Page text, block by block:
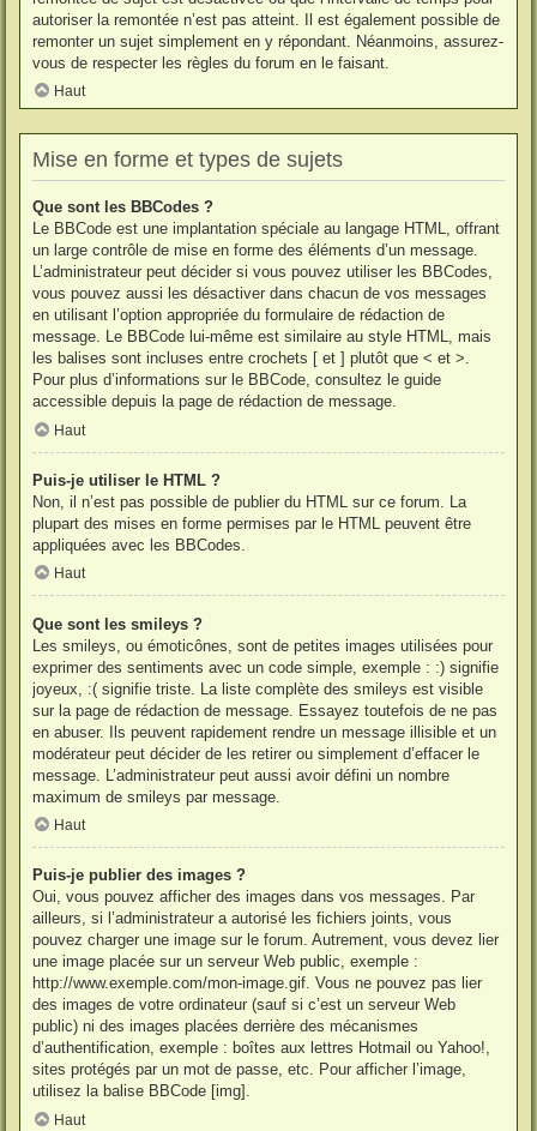
autoriser la remontée n’est pas atteint. Il est également possible de
remonter un sujet simplement en y répondant. Néanmoins, assurez-
vous de respecter les règles du forum en le faisant.
Haut
Mise en forme et types de sujets
Que sont les BBCodes ?
Le BBCode est une implantation spéciale au langage HTML, offrant
un large contrôle de mise en forme des éléments d’un message.
L’administrateur peut décider si vous pouvez utiliser les BBCodes,
vous pouvez aussi les désactiver dans chacun de vos messages
en utilisant l’option appropriée du formulaire de rédaction de
message. Le BBCode lui-même est similaire au style HTML, mais
les balises sont incluses entre crochets [ et ] plutôt que < et >.
Pour plus d’informations sur le BBCode, consultez le guide
accessible depuis la page de rédaction de message.
Haut
Puis-je utiliser le HTML ?
Non, il n’est pas possible de publier du HTML sur ce forum. La
plupart des mises en forme permises par le HTML peuvent être
appliquées avec les BBCodes.
Haut
Que sont les smileys ?
Les smileys, ou émoticônes, sont de petites images utilisées pour
exprimer des sentiments avec un code simple, exemple : :) signifie
joyeux, :( signifie triste. La liste complète des smileys est visible
sur la page de rédaction de message. Essayez toutefois de ne pas
en abuser. Ils peuvent rapidement rendre un message illisible et un
modérateur peut décider de les retirer ou simplement d’effacer le
message. L’administrateur peut aussi avoir défini un nombre
maximum de smileys par message.
Haut
Puis-je publier des images ?
Oui, vous pouvez afficher des images dans vos messages. Par
ailleurs, si l’administrateur a autorisé les fichiers joints, vous
pouvez charger une image sur le forum. Autrement, vous devez lier
une image placée sur un serveur Web public, exemple :
http://www.exemple.com/mon-image.gif. Vous ne pouvez pas lier
des images de votre ordinateur (sauf si c’est un serveur Web
public) ni des images placées derrière des mécanismes
d’authentification, exemple : boîtes aux lettres Hotmail ou Yahoo!,
sites protégés par un mot de passe, etc. Pour afficher l’image,
utilisez la balise BBCode [img].
Haut